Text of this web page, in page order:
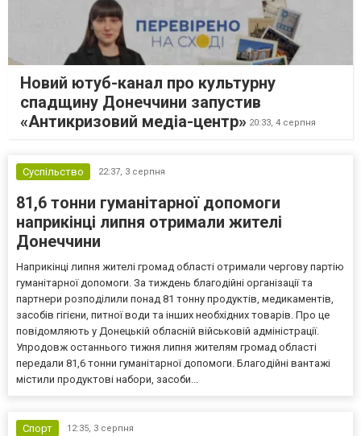
Новий ютуб-канал про культурну
спадщину Донеччини запустив
«Антикризовий медіа-центр» 20:33, 4 серпня
Суспільство 22:37, 3 серпня
81,6 тонни гуманітарної допомоги
наприкінці липня отримали жителі
Донеччини
Наприкінці липня жителі громад області отримали чергову партію
гуманітарної допомоги. За тиждень благодійні організації та
партнери розподілили понад 81 тонну продуктів, медикаментів,
засобів гігієни, питної води та інших необхідних товарів. Про це
повідомляють у Донецькій обласній військовій адміністрації.
Упродовж останнього тижня липня жителям громад області
передали 81,6 тонни гуманітарної допомоги. Благодійні вантажі
містили продуктові набори, засоби...
Спорт 12:35, 3 серпня